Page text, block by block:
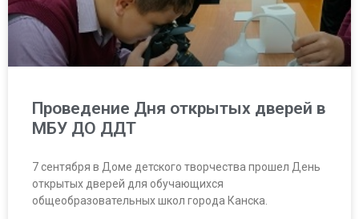
Проведение Дня открытых дверей в
МБУ ДО ДДТ
7 сентября в Доме детского творчества прошел День
открытых дверей для обучающихся
общеобразовательных школ города Канска.